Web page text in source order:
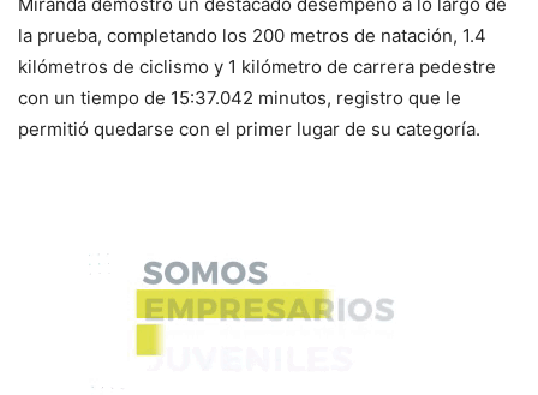
la prueba, completando los 200 metros de natación, 1.4
kilómetros de ciclismo y 1 kilómetro de carrera pedestre
con un tiempo de 15:37.042 minutos, registro que le
permitió quedarse con el primer lugar de su categoría.